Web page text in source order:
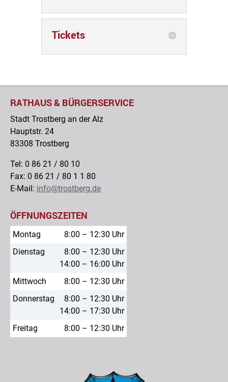
Tickets
RATHAUS & BÜRGERSERVICE
Stadt Trostberg an der Alz
Hauptstr. 24
83308 Trostberg
Tel: 0 86 21 / 80 10
Fax: 0 86 21 / 80 1 1 80
E-Mail: info@trostberg.de
ÖFFNUNGSZEITEN
Montag
8:00 – 12:30 Uhr
Dienstag
8:00 – 12:30 Uhr
14:00 – 16:00 Uhr
Mittwoch
8:00 – 12:30 Uhr
Donnerstag
8:00 – 12:30 Uhr
14:00 – 17:30 Uhr
Freitag
8:00 – 12:30 Uhr